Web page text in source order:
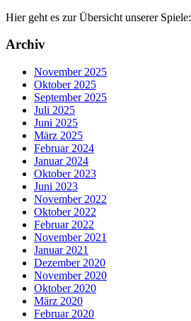
Hier geht es zur Übersicht unserer Spiele:
Archiv
November 2025
Oktober 2025
September 2025
Juli 2025
Juni 2025
März 2025
Februar 2024
Januar 2024
Oktober 2023
Juni 2023
November 2022
Oktober 2022
Februar 2022
November 2021
Januar 2021
Dezember 2020
November 2020
Oktober 2020
März 2020
Februar 2020